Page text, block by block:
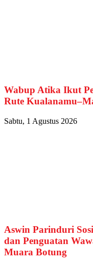
Wabup Atika Ikut
Rute
Sabtu, 1 Agustus 2026
Aswin Parinduri
dan Penguatan
Muara Botung